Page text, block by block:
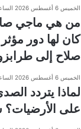
الخميس 6 أغسطس 2026 الساعة 12:59 ص
من هي ماجي
كان لها دور
صلاح إلى
الخميس 6 أغسطس 2026 الساعة 12:33 ص
لماذا يتردد
على